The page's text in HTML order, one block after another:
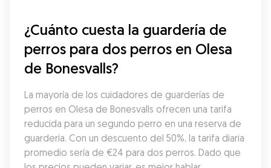
¿Cuánto cuesta la guardería de
perros para dos perros en Olesa
de Bonesvalls?
La mayoría de los cuidadores de guarderías de
perros en Olesa de Bonesvalls ofrecen una tarifa
reducida para un segundo perro en una reserva de
guardería. Con un descuento del 50%, la tarifa diaria
promedio sería de €24 para dos perros. Dado que